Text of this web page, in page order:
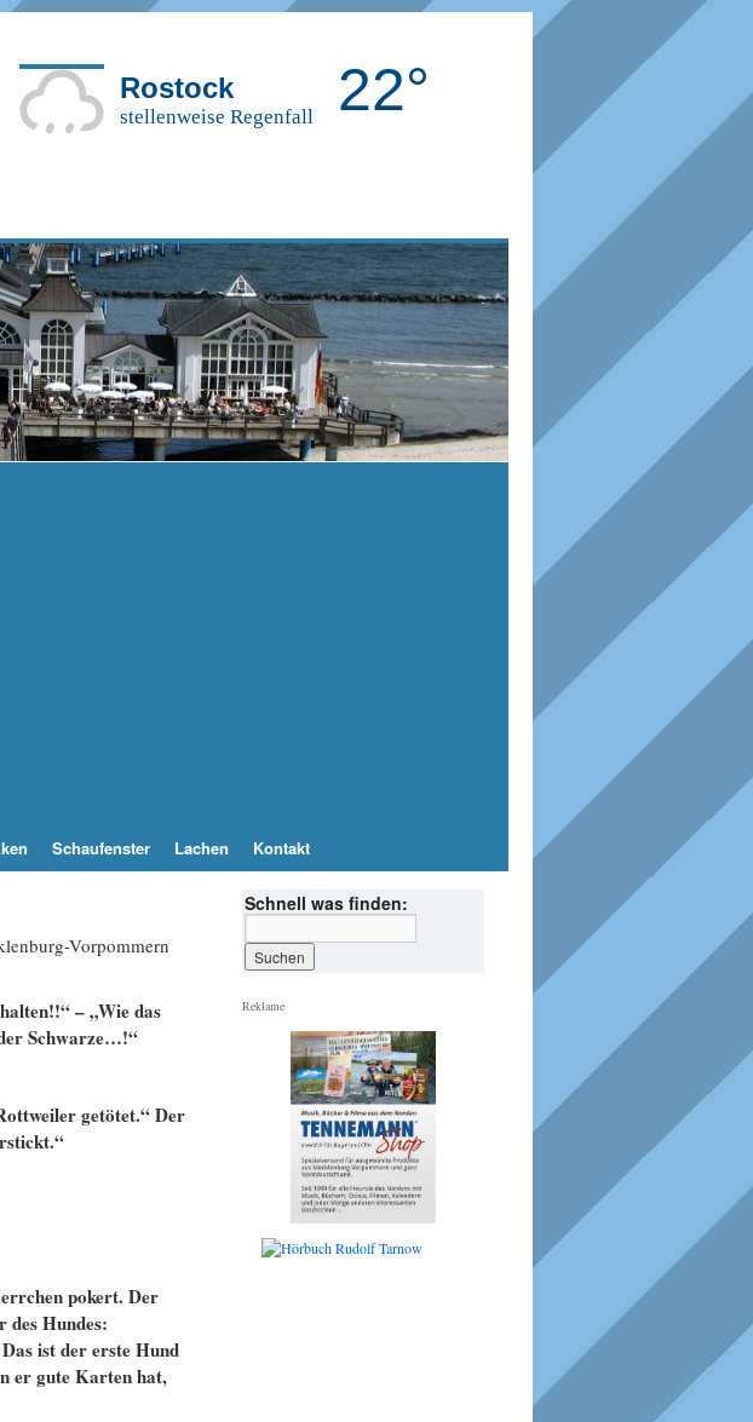
Rostock
stellenweise Regenfall 22°
Schaufenster Lachen Kontakt
Vorpommern
– „Wie das
Schwarze…!“
getötet.“ Der
pokert. Der
Hundes:
ist der erste Hund
er gute Karten hat,
Schnell was finden:
Reklame